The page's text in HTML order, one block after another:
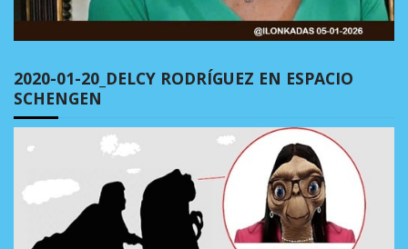
2020-01-20_DELCY RODRÍGUEZ EN ESPACIO
SCHENGEN